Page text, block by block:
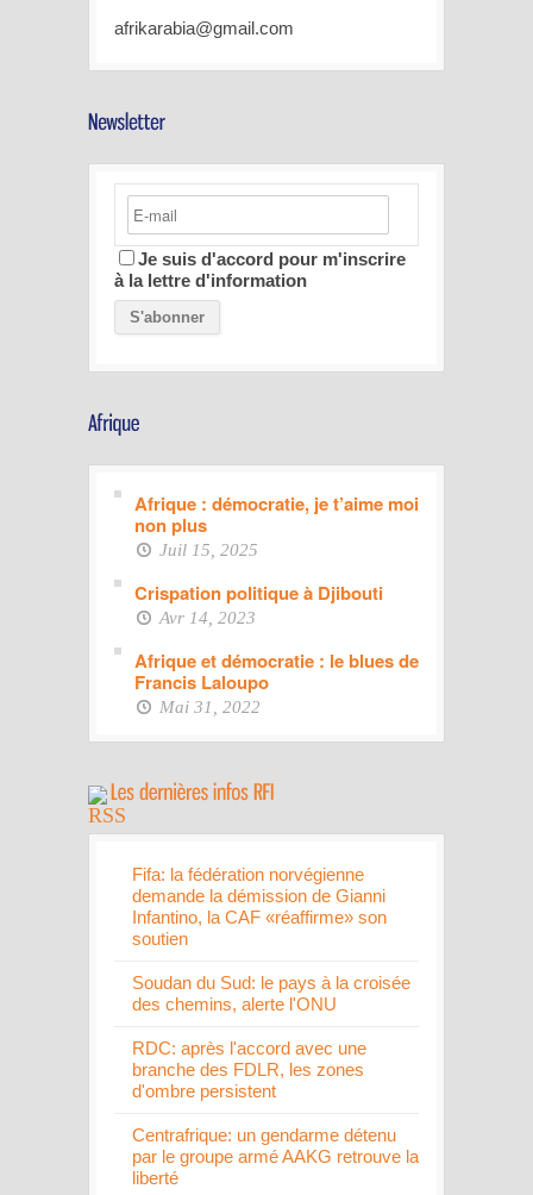
afrikarabia@gmail.com
Je suis d'accord pour m'inscrire
à la lettre d'information
Afrique : démocratie, je t’aime moi
non plus
Juil 15, 2025
Crispation politique à Djibouti
Avr 14, 2023
Afrique et démocratie : le blues de
Francis Laloupo
Mai 31, 2022
Fifa: la fédération norvégienne
demande la démission de Gianni
Infantino, la CAF «réaffirme» son
soutien
Soudan du Sud: le pays à la croisée
des chemins, alerte l'ONU
RDC: après l'accord avec une
branche des FDLR, les zones
d'ombre persistent
Centrafrique: un gendarme détenu
par le groupe armé AAKG retrouve la
liberté